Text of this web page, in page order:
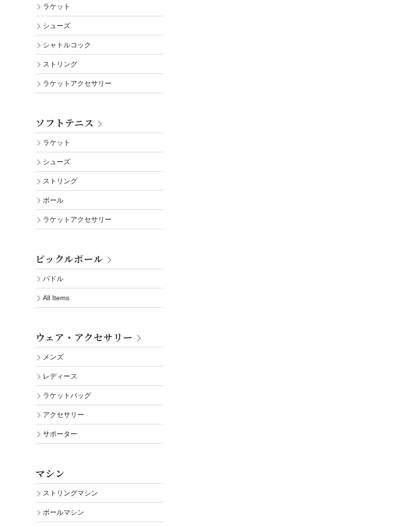
ラケット
シューズ
シャトルコック
ストリング
ラケットアクセサリー
ソフトテニス
ラケット
シューズ
ストリング
ボール
ラケットアクセサリー
ピックルボール
パドル
All Items
ウェア・アクセサリー
メンズ
レディース
ラケットバッグ
アクセサリー
サポーター
マシン
ストリングマシン
ボールマシン